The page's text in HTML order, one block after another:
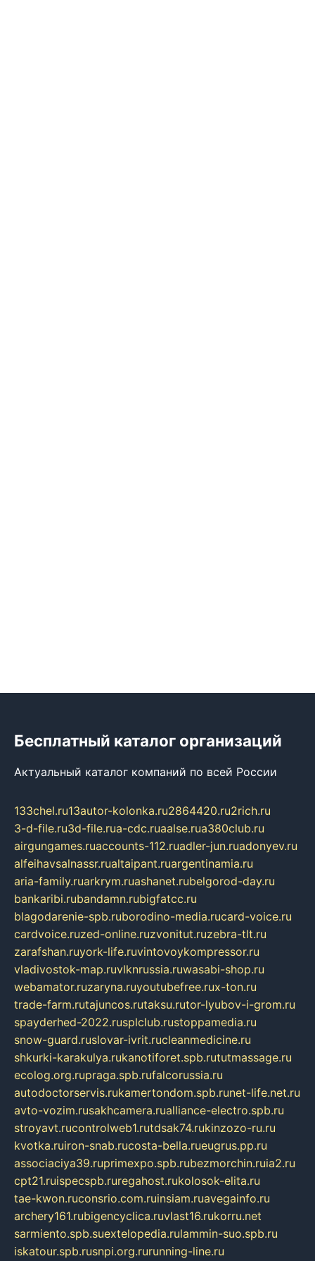
Бесплатный каталог организаций
Актуальный каталог компаний по всей России
133chel.ru13autor-kolonka.ru2864420.ru2rich.ru
3-d-file.ru3d-file.rua-cdc.ruaalse.rua380club.ru
airgungames.ruaccounts-112.ruadler-jun.ruadonyev.ru
alfeihavsalnassr.rualtaipant.ruargentinamia.ru
aria-family.ruarkrym.ruashanet.rubelgorod-day.ru
bankaribi.rubandamn.rubigfatcc.ru
blagodarenie-spb.ruborodino-media.rucard-voice.ru
cardvoice.ruzed-online.ruzvonitut.ruzebra-tlt.ru
zarafshan.ruyork-life.ruvintovoykompressor.ru
vladivostok-map.ruvlknrussia.ruwasabi-shop.ru
webamator.ruzaryna.ruyoutubefree.rux-ton.ru
trade-farm.rutajuncos.rutaksu.rutor-lyubov-i-grom.ru
spayderhed-2022.rusplclub.rustoppamedia.ru
snow-guard.ruslovar-ivrit.rucleanmedicine.ru
shkurki-karakulya.rukanotiforet.spb.rututmassage.ru
ecolog.org.rupraga.spb.rufalcorussia.ru
autodoctorservis.rukamertondom.spb.runet-life.net.ru
avto-vozim.rusakhcamera.rualliance-electro.spb.ru
stroyavt.rucontrolweb1.rutdsak74.rukinzozo-ru.ru
kvotka.ruiron-snab.rucosta-bella.rueugrus.pp.ru
associaciya39.ruprimexpo.spb.rubezmorchin.ruia2.ru
cpt21.ruispecspb.ruregahost.rukolosok-elita.ru
tae-kwon.ruconsrio.com.ruinsiam.ruavegainfo.ru
archery161.rubigencyclica.ruvlast16.rukorru.net
sarmiento.spb.suextelopedia.rulammin-suo.spb.ru
iskatour.spb.rusnpi.org.rurunning-line.ru